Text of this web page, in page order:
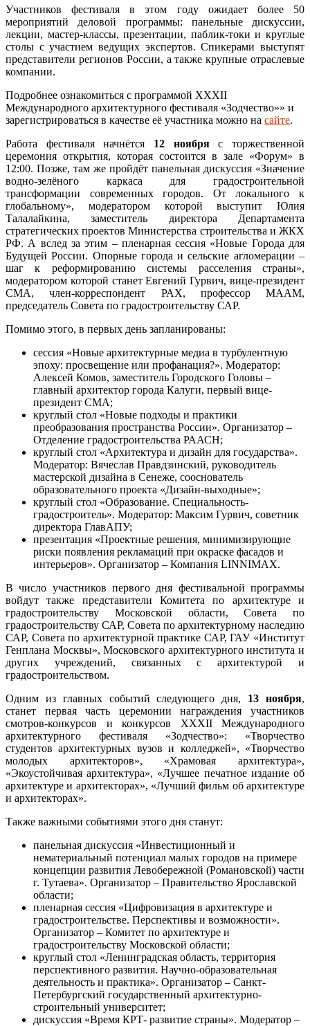
Участников фестиваля в этом году ожидает более 50
мероприятий деловой программы: панельные дискуссии,
лекции, мастер-классы, презентации, паблик-токи и круглые
столы с участием ведущих экспертов. Спикерами выступят
представители регионов России, а также крупные отраслевые
компании.
Подробнее ознакомиться с программой XXXII
Международного архитектурного фестиваля «Зодчество»» и
зарегистрироваться в качестве её участника можно на сайте.
Работа фестиваля начнётся 12 ноябряс торжественной
церемония открытия, которая состоится в зале «Форум» в
12:00. Позже, там же пройдёт панельная дискуссия «Значение
водно-зелёного каркаса для градостроительной
трансформации современных городов. От локального к
глобальному», модератором которой выступит Юлия
Талалайкина, заместитель директора Департамента
стратегических проектов Министерства строительства и ЖКХ
РФ. А вслед за этим – пленарная сессия «Новые Города для
Будущей России. Опорные города и сельские агломерации –
шаг к реформированию системы расселения страны»,
модератором которой станет Евгений Гурвич, вице-президент
СМА, член-корреспондент РАХ, профессор МААМ,
председатель Совета по градостроительству САР.
Помимо этого, в первых день запланированы:
сессия «Новые архитектурные медиа в турбулентную
эпоху: просвещение или профанация?». Модератор:
Алексей Комов, заместитель Городского Головы –
главный архитектор города Калуги, первый вице-
президент СМА;
круглый стол «Новые подходы и практики
преобразования пространства России». Организатор –
Отделение градостроительства РААСН;
круглый стол «Архитектура и дизайн для государства».
Модератор: Вячеслав Правдзинский, руководитель
мастерской дизайна в Сенеже, сооснователь
образовательного проекта «Дизайн-выходные»;
круглый стол «Образование. Специальность-
градостроитель». Модератор: Максим Гурвич, советник
директора ГлавАПУ;
презентация «Проектные решения, минимизирующие
риски появления рекламаций при окраске фасадов и
интерьеров». Организатор – Компания LINNIMAX.
В число участников первого дня фестивальной программы
войдут также представители Комитета по архитектуре и
градостроительству Московской области, Совета по
градостроительству САР, Совета по архитектурному наследию
САР, Совета по архитектурной практике САР, ГАУ «Институт
Генплана Москвы», Московского архитектурного института и
других учреждений, связанных с архитектурой и
градостроительством.
Одним из главных событий следующего дня, 13 ноября,
станет первая часть церемонии награждения участников
смотров-конкурсов и конкурсов XXXII Международного
архитектурного фестиваля «Зодчество»: «Творчество
студентов архитектурных вузов и колледжей», «Творчество
молодых архитекторов», «Храмовая архитектура»,
«Экоустойчивая архитектура», «Лучшее печатное издание об
архитектуре и архитекторах», «Лучший фильм об архитектуре
и архитекторах».
Также важными событиями этого дня станут:
панельная дискуссия «Инвестиционный и
нематериальный потенциал малых городов на примере
концепции развития Левобережной (Романовской) части
г. Тутаева». Организатор – Правительство Ярославской
области;
пленарная сессия «Цифровизация в архитектуре и
градостроительстве. Перспективы и возможности».
Организатор – Комитет по архитектуре и
градостроительству Московской области;
круглый стол «Ленинградская область, территория
перспективного развития. Научно-образовательная
деятельность и практика». Организатор – Санкт-
Петербургский государственный архитектурно-
строительный университет;
дискуссия «Время КРТ- развитие страны». Модератор –